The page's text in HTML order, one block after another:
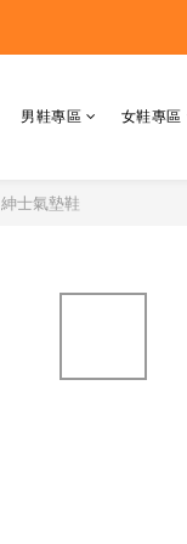
男鞋專區 女鞋專區
紳士氣墊鞋